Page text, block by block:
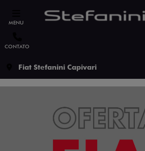
MENU
CONTATO
Fiat Stefanini Capivari